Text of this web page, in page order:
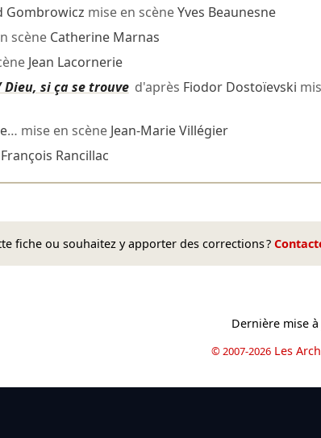
Gombrowicz mise en scèneYves Beaunesne
scène Catherine Marnas
Jean Lacornerie
si ça se trouved'après Fiodor Dostoïevski
… mise en scène Jean-Marie Villégier
François Rancillac
fiche ou souhaitez y apporter des corrections ?
Dernière mise
© 2007-2026 Les